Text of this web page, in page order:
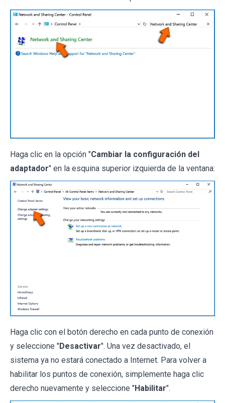
Haga clic en la opción "Cambiar la configuración del
adaptador" en la esquina superior izquierda de la ventana:
Haga clic con el botón derecho en cada punto de conexión
y seleccione "Desactivar". Una vez desactivado, el
sistema ya no estará conectado a Internet. Para volver a
habilitar los puntos de conexión, simplemente haga clic
derecho nuevamente y seleccione "Habilitar".